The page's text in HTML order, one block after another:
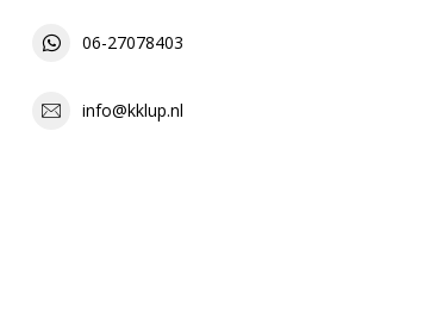
06-27078403
info@kklup.nl